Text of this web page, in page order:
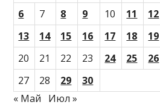
6
7 8 9 10 11
12
13
14 15 16 17 18
19
20
21 22 23 24 25
26
27
28 29
30
« Май
Июл »